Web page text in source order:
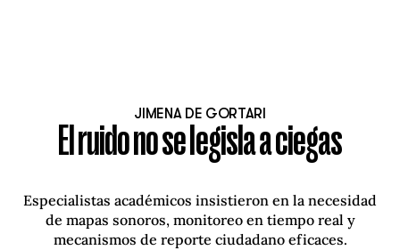
JIMENA DE GORTARI
El ruido no se legisla a ciegas
Especialistas académicos insistieron en la necesidad
de mapas sonoros, monitoreo en tiempo real y
mecanismos de reporte ciudadano eficaces.